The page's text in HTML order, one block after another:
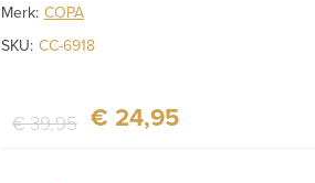
Merk: COPA
SKU: CC-6918
€ 39,95 € 24,95